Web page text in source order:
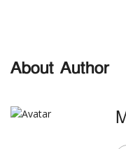
About Author